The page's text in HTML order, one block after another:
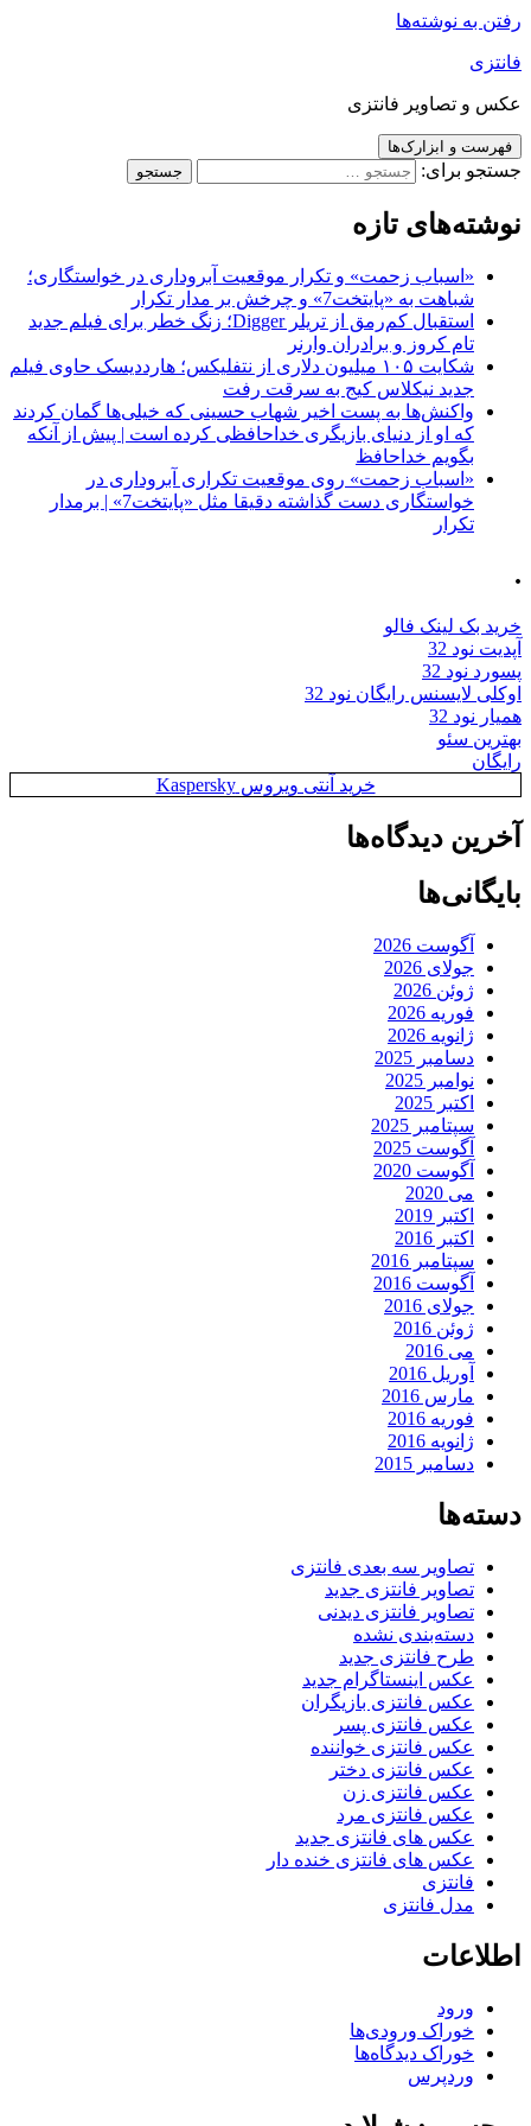
رفتن به نوشته‌ها
فانتزی
عکس و تصاویر فانتزی
فهرست و ابزارک‌ها
جستجو برای:
نوشته‌های تازه
«اسباب زحمت» و تکرار موقعیت آبروداری در خواستگاری؛
شباهت به «پایتخت7» و چرخش بر مدار تکرار
استقبال کم‌رمق از تریلر Digger؛ زنگ خطر برای فیلم جدید
تام کروز و برادران وارنر
شکایت ۱۰۵ میلیون دلاری از نتفلیکس؛ هارددیسک حاوی فیلم
جدید نیکلاس کیج به سرقت رفت
واکنش‌ها به پست اخیر شهاب حسینی که خیلی‌ها گمان کردند
که او از دنیای بازیگری خداحافظی کرده است | پیش از آنکه
بگویم خداحافظ
«اسباب زحمت» روی موقعیت تکراری آبروداری در
خواستگاری دست گذاشته دقیقا مثل «پایتخت7» | برمدار
تکرار
.
خرید بک لینک فالو
آپدیت نود 32
پسورد نود 32
اوکلی لایسنس رایگان نود 32
همیار نود 32
بهترین سئو
رایگان
خرید آنتی ویروس Kaspersky
آخرین دیدگاه‌ها
بایگانی‌ها
آگوست 2026
جولای 2026
ژوئن 2026
فوریه 2026
ژانویه 2026
دسامبر 2025
نوامبر 2025
اکتبر 2025
سپتامبر 2025
آگوست 2025
آگوست 2020
می 2020
اکتبر 2019
اکتبر 2016
سپتامبر 2016
آگوست 2016
جولای 2016
ژوئن 2016
می 2016
آوریل 2016
مارس 2016
فوریه 2016
ژانویه 2016
دسامبر 2015
دسته‌ها
تصاویر سه بعدی فانتزی
تصاویر فانتزی جدید
تصاویر فانتزی دیدنی
دسته‌بندی نشده
طرح فانتزی جدید
عکس اینستاگرام جدید
عکس فانتزی بازیگران
عکس فانتزی پسر
عکس فانتزی خواننده
عکس فانتزی دختر
عکس فانتزی زن
عکس فانتزی مرد
عکس های فانتزی جدید
عکس های فانتزی خنده دار
فانتزی
مدل فانتزی
اطلاعات
ورود
خوراک ورودی‌ها
خوراک دیدگاه‌ها
وردپرس